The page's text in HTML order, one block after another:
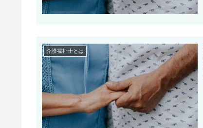
介護福祉士とは